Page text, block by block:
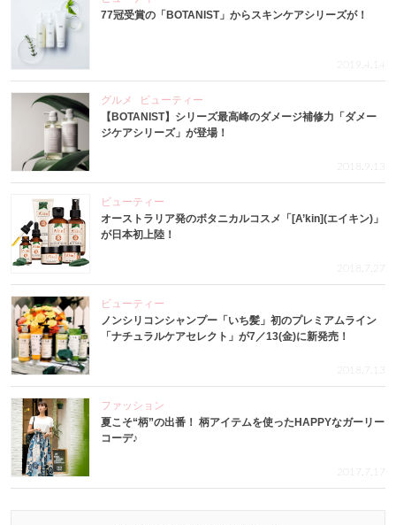
77冠受賞の「BOTANIST」からスキンケアシリーズが！
2019.4.14
グルメ
ビューティー
【BOTANIST】シリーズ最高峰のダメージ補修力「ダメー
ジケアシリーズ」が登場！
2018.9.13
ビューティー
オーストラリア発のボタニカルコスメ「[A’kin](エイキン)」
が日本初上陸！
2018.7.27
ビューティー
ノンシリコンシャンプー「いち髪」初のプレミアムライン
「ナチュラルケアセレクト」が7／13(金)に新発売！
2018.7.13
ファッション
夏こそ“柄”の出番！ 柄アイテムを使ったHAPPYなガーリー
コーデ♪
2017.7.17